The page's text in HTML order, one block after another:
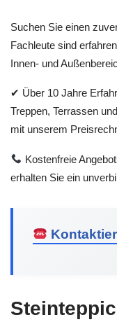
Suchen Sie einen
Fachleute sind
Innen- und
✔ Über 10 Jahre
Treppen, Terrassen
mit unserem
Kostenfreie
erhalten Sie ein